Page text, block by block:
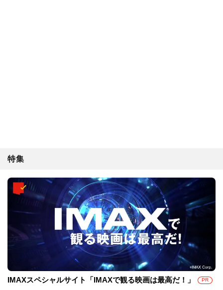
特集
IMAXスペシャルサイト「IMAXで観る映画は最高だ！」 PR